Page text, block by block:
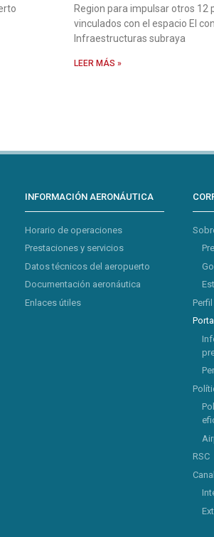
Region para impulsar otros 12
vinculados con el espacio El
Infraestructuras subraya
LEER MÁS »
INFORMACIÓN AERONÁUTICA
Horario de operaciones
Prestaciones y servicios
Datos técnicos del aeropuerto
Documentación aeronáutica
Enlaces útiles
RSC